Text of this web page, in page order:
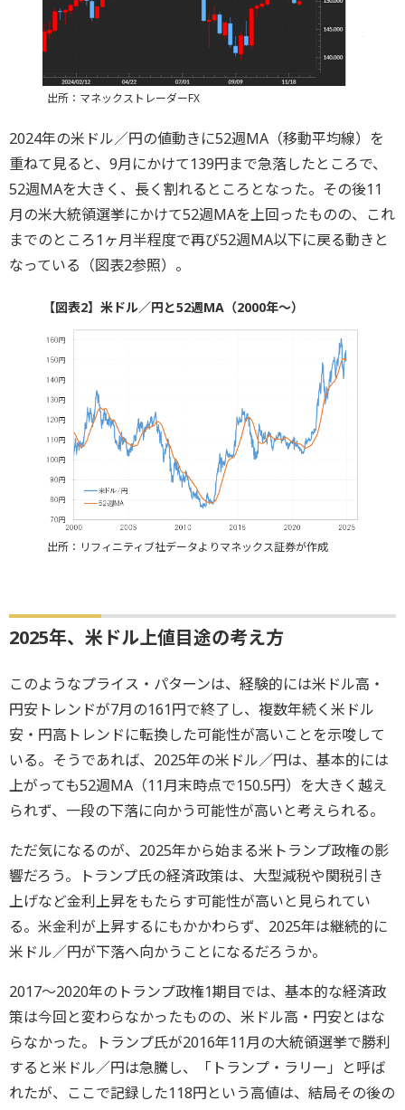
出所：マネックストレーダーFX
2024年の米ドル／円の値動きに52週MA（移動平均線）を
重ねて見ると、9月にかけて139円まで急落したところで、
52週MAを大きく、長く割れるところとなった。その後11
月の米大統領選挙にかけて52週MAを上回ったものの、これ
までのところ1ヶ月半程度で再び52週MA以下に戻る動きと
なっている（図表2参照）。
【図表2】米ドル／円と52週MA（2000年～）
出所：リフィニティブ社データよりマネックス証券が作成
2025年、米ドル上値目途の考え方
このようなプライス・パターンは、経験的には米ドル高・
円安トレンドが7月の161円で終了し、複数年続く米ドル
安・円高トレンドに転換した可能性が高いことを示唆して
いる。そうであれば、2025年の米ドル／円は、基本的には
上がっても52週MA（11月末時点で150.5円）を大きく越え
られず、一段の下落に向かう可能性が高いと考えられる。
ただ気になるのが、2025年から始まる米トランプ政権の影
響だろう。トランプ氏の経済政策は、大型減税や関税引き
上げなど金利上昇をもたらす可能性が高いと見られてい
る。米金利が上昇するにもかかわらず、2025年は継続的に
米ドル／円が下落へ向かうことになるだろうか。
2017～2020年のトランプ政権1期目では、基本的な経済政
策は今回と変わらなかったものの、米ドル高・円安とはな
らなかった。トランプ氏が2016年11月の大統領選挙で勝利
すると米ドル／円は急騰し、「トランプ・ラリー」と呼ば
れたが、ここで記録した118円という高値は、結局その後の